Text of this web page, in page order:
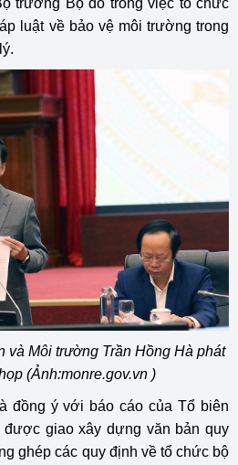
trưởng Bộ đó trong việc tổ chức
luật về bảo vệ môi trường trong
và Môi trường Trần Hồng Hà phát
(Ảnh:monre.gov.vn )
đồng ý với báo cáo của Tổ biên
giao xây dựng văn bản quy
ghép các quy định về tổ chức bộ